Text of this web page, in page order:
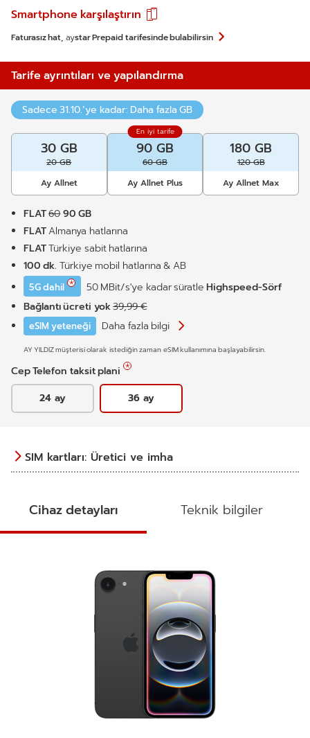
Smartphone karşılaştırın
Faturasız hat, aystarPrepaidtarifesinde bulabilirsin
Tarife ayrıntıları ve yapılandırma
Sadece 31.10.’ye kadar: Daha fazla GB
30 GB
20 GB
Ay Allnet
En iyi tarife
90 GB
60 GB
Ay Allnet Plus
180 GB
120 GB
Ay Allnet Max
FLAT6090 GB
FLATAlmanya hatlarına
FLATTürkiye sabit hatlarına
100 dk. Türkiye mobil hatlarına & AB
5G dahil 50 MBit/s'ye kadar süratleHighspeed-Sörf
Bağlantı ücreti yok39,99 €
eSIM yeteneği Daha fazla bilgi
AY YILDIZmüşterisi olarak istediğin zaman eSIM kullanımına başlayabilirsin.
Cep Telefon taksit plani
24 ay
36 ay
SIM kartları: Üretici ve imha
Cihaz detayları Teknik bilgiler